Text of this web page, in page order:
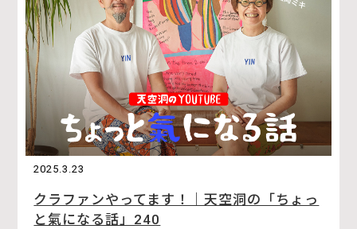
2025.3.23
クラファンやってます！｜天空洞の「ちょっ
と氣になる話」240